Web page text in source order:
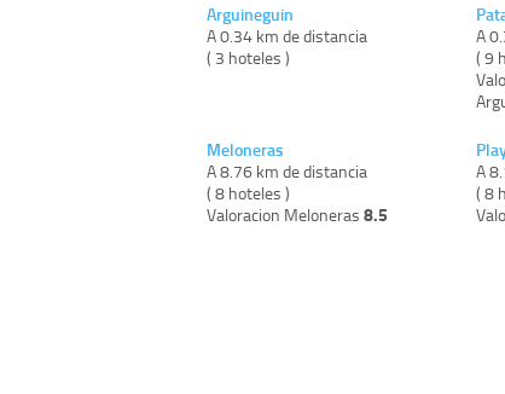
Arguineguin
A 0.34 km de distancia
( 3 hoteles )
Meloneras
A 8.76 km de distancia
( 8 hoteles )
Valoracion Meloneras 8.5
A
( 9
A
( 8